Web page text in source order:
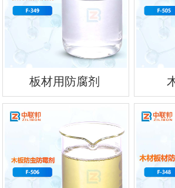
板材用防腐剂